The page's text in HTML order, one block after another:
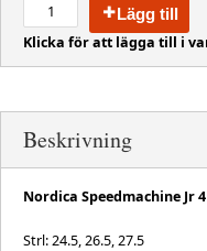
Lägg till
Klicka för att lägga till i
Beskrivning
Nordica Speedmachine Jr 4
Strl: 24.5, 26.5, 27.5